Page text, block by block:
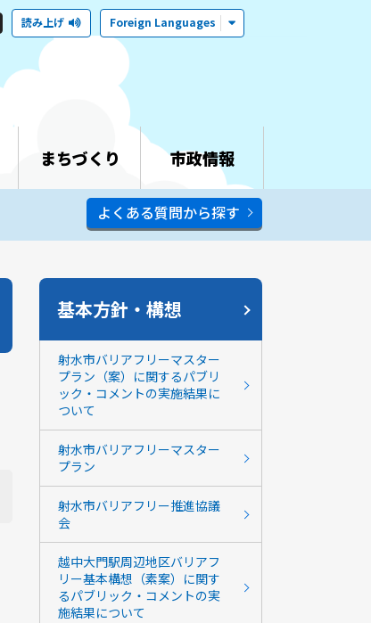
読み上げ Foreign Languages
まちづくり 市政情報
よくある質問から探す
基本方針・構想
射水市バリアフリーマスター
プラン（案）に関するパブリ
ック・コメントの実施結果に
ついて
射水市バリアフリーマスター
プラン
射水市バリアフリー推進協議
会
越中大門駅周辺地区バリアフ
リー基本構想（素案）に関す
るパブリック・コメントの実
施結果について